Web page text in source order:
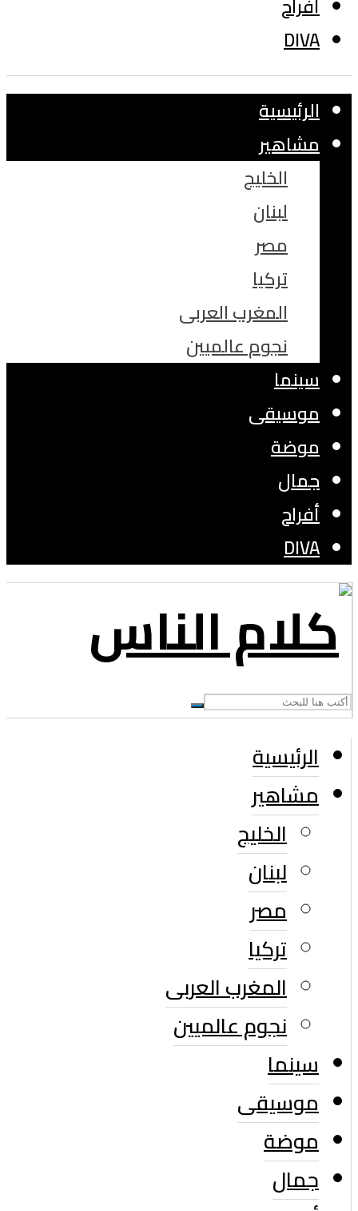
DIVA
الرئيسية
مشاهير
الخليج
لبنان
مصر
تركيا
المغرب العربى
نجوم عالميين
سينما
موسيقى
موضة
جمال
أفراح
DIVA
الرئيسية
مشاهير
الخليج
لبنان
مصر
تركيا
المغرب العربى
نجوم عالميين
سينما
موسيقى
موضة
جمال